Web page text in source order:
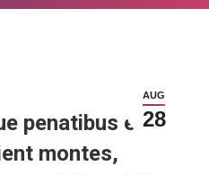
windowwindowwindow
AUG
28
penatibus et
montes,